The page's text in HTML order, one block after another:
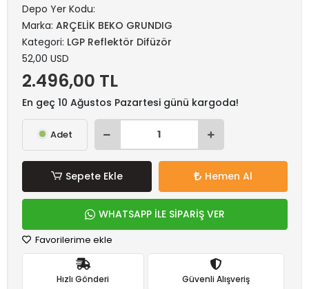
Depo Yer Kodu:
Marka: ARÇELİK BEKO GRUNDIG
Kategori: LGP Reflektör Difüzör
52,00 USD
2.496,00 TL
En geç 10 Ağustos Pazartesi günü kargoda!
Adet
Sepete Ekle Hemen Al
WHATSAPP İLE SİPARİŞ VER
Favorilerime ekle
Hızlı Gönderi Güvenli Alışveriş